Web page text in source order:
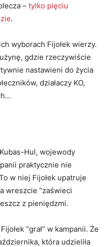
– tylko pięciu
.
wyborach Fijołek wierzy.
gdzie rzeczywiście
nastawieni do życia
działaczy KO,
Hul, wojewody
praktycznie nie
w niej Fijołek upatruje
wreszcie “zaświeci
z pieniędzmi.
“grał” w kampanii. Że
która udzieliła